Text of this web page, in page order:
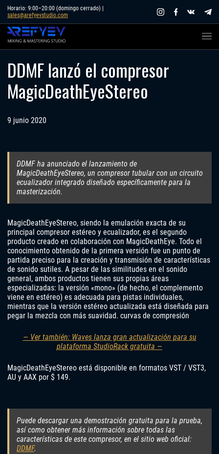
Skip
content
Horario: 9:00–20:00 (domingo cerrado) |
sales@arefyevstudio.com
DDMF lanzó el compresor
MagicDeathEyeStereo
9 junio 2020
DDMF ha anunciado el lanzamiento de
MagicDeathEyeStereo, un compresor tubular con un circuito
ecualizador integrado diseñado específicamente para la
masterización.
MagicDeathEyeStereo, siendo la emulación exacta de su
principal compresor estéreo y ecualizador, es el segundo
producto creado en colaboración con MagicDeathEye. Todo el
conocimiento obtenido de la primera versión fue un punto de
partida preciso para la creación y transmisión de características
de sonido sutiles. A pesar de las similitudes en el sonido
general, ambos productos tienen sus propias áreas
especializadas: la versión «mono» (de hecho, el complemento
viene en estéreo) es adecuada para pistas individuales,
mientras que la versión estéreo actualizada está diseñada para
pegar la mezcla con más suavidad. curvas de compresión
— Ver también: Waves lanza gran actualización para su
plataforma StudioRack gratuita —
MagicDeathEyeStereo está disponible en formatos VST / VST3,
AU y AAX por $ 149.
Puede descargar una demostración gratuita para la prueba,
así como obtener más información sobre todas las
características de este compresor, en el sitio web oficial:
DDMF.